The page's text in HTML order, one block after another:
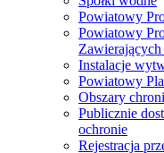
Powiatowy
Powiatowy
Zawierających
Instalacje
Powiatowy
Obszary
Publicznie
ochronie
Rejestracja